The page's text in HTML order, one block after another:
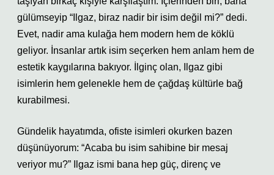
gülümseyip “Ilgaz, biraz nadir bir isim değil mi?” dedi.
Evet, nadir ama kulağa hem modern hem de köklü
geliyor. İnsanlar artık isim seçerken hem anlam hem de
estetik kaygılarına bakıyor. İlginç olan, Ilgaz gibi
isimlerin hem gelenekle hem de çağdaş kültürle bağ
kurabilmesi.
Gündelik hayatımda, ofiste isimleri okurken bazen
düşünüyorum: “Acaba bu isim sahibine bir mesaj
veriyor mu?” Ilgaz ismi bana hep güç, direnç ve